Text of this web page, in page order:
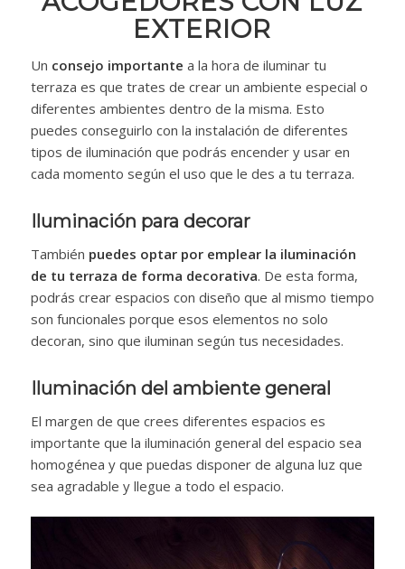
EXTERIOR
Un consejo importante a la hora de iluminar tu
terraza es que trates de crear un ambiente especial o
diferentes ambientes dentro de la misma. Esto
puedes conseguirlo con la instalación de diferentes
tipos de iluminación que podrás encender y usar en
cada momento según el uso que le des a tu terraza.
Iluminación para decorar
También puedes optar por emplear la iluminación
de tu terraza de forma decorativa. De esta forma,
podrás crear espacios con diseño que al mismo tiempo
son funcionales porque esos elementos no solo
decoran, sino que iluminan según tus necesidades.
Iluminación del ambiente general
El margen de que crees diferentes espacios es
importante que la iluminación general del espacio sea
homogénea y que puedas disponer de alguna luz que
sea agradable y llegue a todo el espacio.